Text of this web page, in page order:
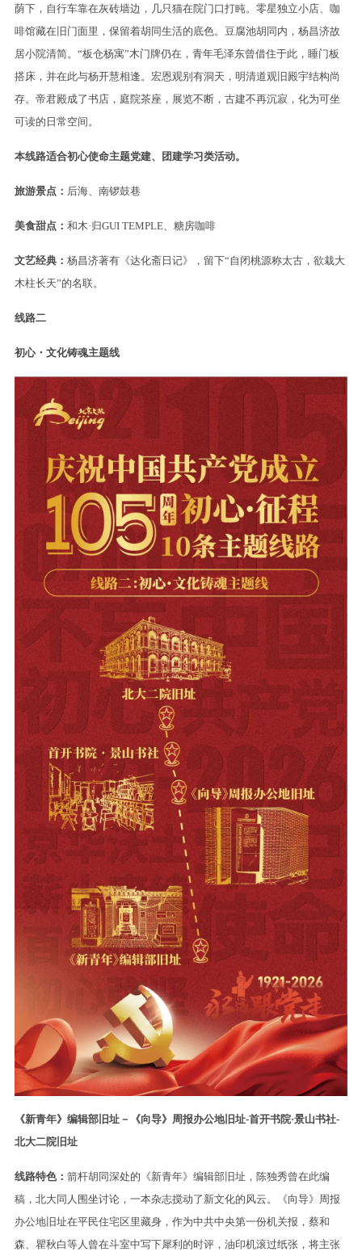
荫下，自行车靠在灰砖墙边，几只猫在院门口打盹。零星独立小店、咖
啡馆藏在旧门面里，保留着胡同生活的底色。豆腐池胡同内，杨昌济故
居小院清简。“板仓杨寓”木门牌仍在，青年毛泽东曾借住于此，睡门板
搭床，并在此与杨开慧相逢。宏恩观别有洞天，明清道观旧殿宇结构尚
存。帝君殿成了书店，庭院茶座，展览不断，古建不再沉寂，化为可坐
可读的日常空间。
本线路适合初心使命主题党建、团建学习类活动。
旅游景点： 后海、南锣鼓巷
美食甜点： 和木·归GUI TEMPLE、糖房咖啡
文艺经典： 杨昌济著有《达化斋日记》，留下“自闭桃源称太古，欲栽大
木柱长天”的名联。
线路二
初心・文化铸魂主题线
《新青年》编辑部旧址－《向导》周报办公地旧址-首开书院·景山书社-
北大二院旧址
线路特色： 箭杆胡同深处的《新青年》编辑部旧址，陈独秀曾在此编
稿，北大同人围坐讨论，一本杂志搅动了新文化的风云。《向导》周报
办公地旧址在平民住宅区里藏身，作为中共中央第一份机关报，蔡和
森、瞿秋白等人曾在斗室中写下犀利的时评，油印机滚过纸张，将主张